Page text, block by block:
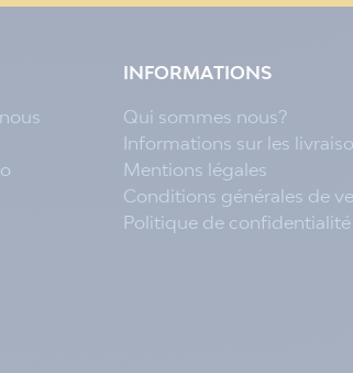
INFORMATIONS
Qui sommes nous?
Informations sur les
Mentions légales
Conditions générales de
Politique de confidentialité